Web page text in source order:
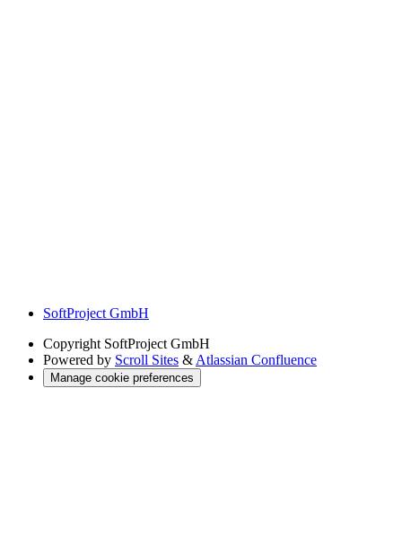
SoftProject GmbH
Copyright SoftProject GmbH
Powered by Scroll Sites & Atlassian Confluence
Manage cookie preferences